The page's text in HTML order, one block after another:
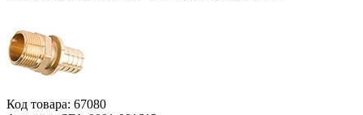
Код товара: 67080